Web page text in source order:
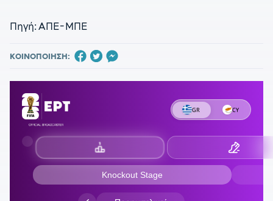
Πηγή: ΑΠΕ-ΜΠΕ
ΚΟΙΝΟΠΟΙΗΣΗ: